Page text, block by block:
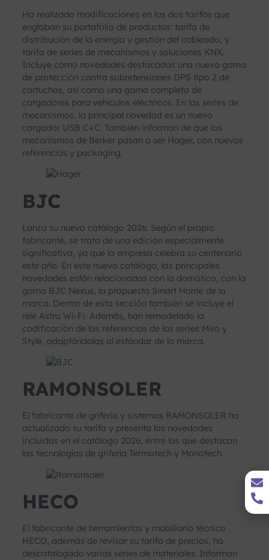
Ha realizado modificaciones en las dos tarifas que
engloban su portafolio de productos: tarifa de
distribución de la energía y gestión del cableado, y
tarifa de series de mecanismos y soluciones KNX.
Incluye como novedades destacadas una nueva gama
de protección contra sobretensiones DPS tipo 2 de
cartuchos, así como una gama completa de
cargadores para vehículos eléctricos. En las series de
mecanismos, la principal novedad es un nuevo
cargador USB C+C. También informan de que los
mecanismos de Berker pasan a ser Hager, con nuevas
referencias y packaging.
BJC
Lanza su nuevo catálogo 2026. Según el propio
fabricante, se trata de una edición especialmente
significativa, ya que la empresa celebra su centenario
este año. En este nuevo catálogo, las principales
novedades están relacionadas con la domótica, con la
gama BJC Nexus, la propuesta Smart Home de la
marca. Dentro de esta sección también se incluye el
relé Astro Wi-Fi. Además, han remodelado la
codificación de las referencias de las series Miro y
Style, adaptándolas al estándar de la marca.
RAMONSOLER
El fabricante de grifería y sistemas RAMONSOLER ha
actualizado su tarifa y presenta las novedades
incluidas en el catálogo 2026, entre las que destacan
las tecnologías de grifería Termotech y Monotech.
HECO
El fabricante de herramientas y mobiliario técnico
HECO, además de revisar su tarifa de precios, ha
descatalogado varias series de materiales. Informan